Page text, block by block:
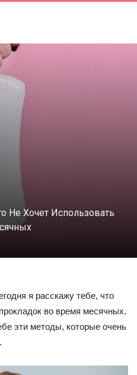
Не Хочет Использовать
я расскажу тебе, что
во время месячных.
эти методы, которые очень